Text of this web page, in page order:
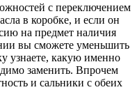
с переключением
в коробке, и если он
на предмет наличия
вы сможете уменьшить
узнаете, какую именно
заменить. Впрочем
и сальники с обеих